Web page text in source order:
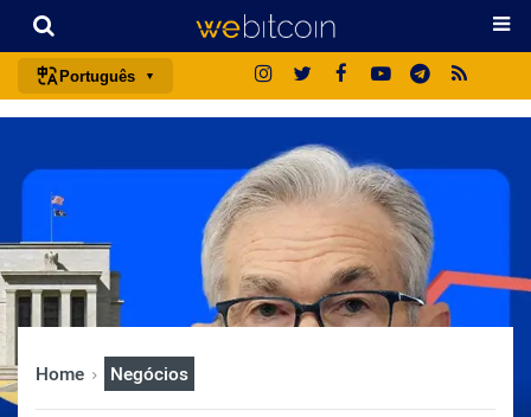
Português
italiano
deutsch
中文
Home Negócios